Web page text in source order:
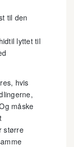
til den
lyttet til
hvis
måske
større